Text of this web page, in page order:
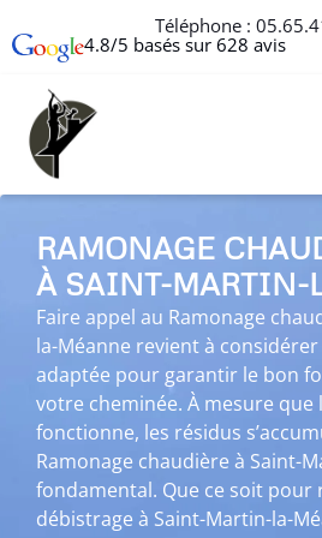
Téléphone :
4.8/5 basés sur 628 avis
RAMONAGE
À SAINT-MARTIN-
Faire appel au Ramonage
la-Méanne revient à
adaptée pour garantir le bon
votre cheminée. À mesure que
fonctionne, les résidus
Ramonage chaudière à Saint-
fondamental. Que ce soit pour
débistrage à Saint-Martin-la-